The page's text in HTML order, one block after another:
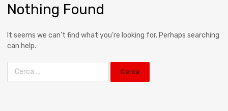
Nothing Found
It seems we can’t find what you’re looking for. Perhaps searching
can help.